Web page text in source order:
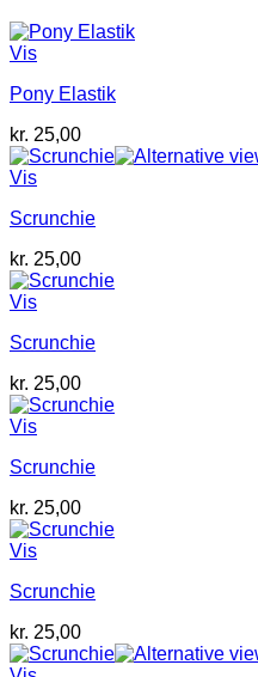
Vis
Pony Elastik
kr. 25,00
Vis
Scrunchie
kr. 25,00
Vis
Scrunchie
kr. 25,00
Vis
Scrunchie
kr. 25,00
Vis
Scrunchie
kr. 25,00